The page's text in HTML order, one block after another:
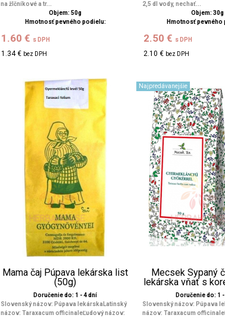
na žlčníkové a tr...
Objem: 50g
Hmotnosť pevného podielu:
1.60 € s DPH
1.34 € bez DPH
2,5 dl vody, nechať...
Objem: 30g
Hmotnosť pevného
2.50 € s DPH
2.10 € bez DPH
Mama čaj Púpava lekárska list
(50g)
Doručenie do: 1 - 4 dní
Slovenský názov: Púpava lekárskaLatinský
názov: Taraxacum officinaleĽudový názov:
Najpredávanejšie
Mecsek Sypaný
lekárska vňať s
Doručenie do: 1
Slovenský názov: Púpava
názov: Taraxacum